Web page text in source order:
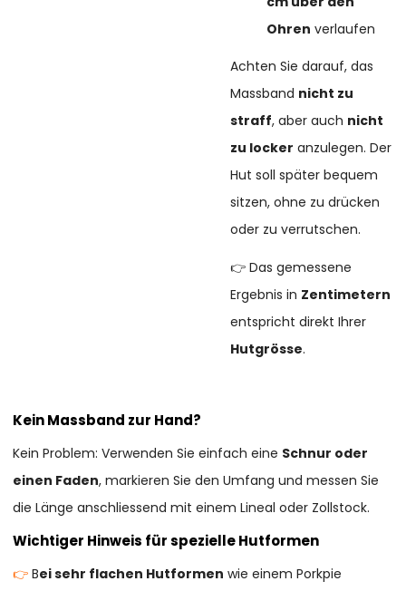
Ohren verlaufen
Achten Sie darauf, das
Massband nicht zu
straff, aber auch nicht
zu locker anzulegen. Der
Hut soll später bequem
sitzen, ohne zu drücken
oder zu verrutschen.
👉 Das gemessene
Ergebnis in Zentimetern
entspricht direkt Ihrer
Hutgrösse.
Kein Massband zur Hand?
Kein Problem: Verwenden Sie einfach eine Schnur oder
einen Faden, markieren Sie den Umfang und messen Sie
die Länge anschliessend mit einem Lineal oder Zollstock.
Wichtiger Hinweis für spezielle Hutformen
👉Bei sehr flachen Hutformen wie einem Porkpie